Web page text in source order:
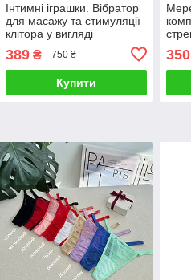
Інтимні іграшки. Вібратор
для масажу та стимуляції
клітора у вигляді
389₴ 750 ₴
Купити
350